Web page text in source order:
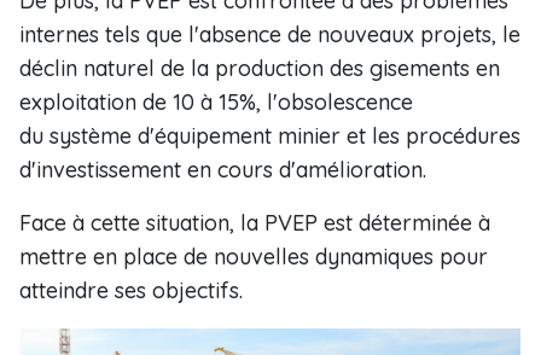
internes tels que l'absence de nouveaux projets, le
déclin naturel de la production des gisements en
exploitation de 10 à 15%, l'obsolescence
du système d'équipement minier et les procédures
d'investissement en cours d'amélioration.
Face à cette situation, la PVEP est déterminée à
mettre en place de nouvelles dynamiques pour
atteindre ses objectifs.